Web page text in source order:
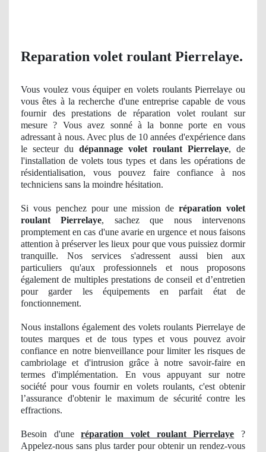
Reparation volet roulant Pierrelaye.
Vous voulez vous équiper en volets roulants Pierrelaye ou
vous êtes à la recherche d'une entreprise capable de vous
fournir des prestations de réparation volet roulant sur
mesure ? Vous avez sonné à la bonne porte en vous
adressant à nous. Avec plus de 10 années d'expérience dans
le secteur du dépannage volet roulant Pierrelaye, de
l'installation de volets tous types et dans les opérationsde
résidentialisation, vous pouvez faire confiance à nos
techniciens sans la moindre hésitation.
Si vous penchez pour une mission de réparation volet
roulant Pierrelaye, sachez que nous intervenons
promptement en cas d'une avarie en urgence et nous faisons
attention à préserver les lieux pour que vous puissiez dormir
tranquille. Nosservices s'adressent aussi bien aux
particuliers qu'aux professionnels et nous proposons
également de multiples prestations de conseil et d’entretien
pour garder les équipements en parfait état de
fonctionnement.
Nous installons également des volets roulants Pierrelaye de
toutes marques et de tous types et vous pouvez avoir
confiance en notre bienveillance pour limiter les risques de
cambriolage et d'intrusion grâce à notre savoir-faire en
termes d'implémentation. En vous appuyant sur notre
société pour vous fournir en volets roulants, c'est obtenir
l’assurance d'obtenir le maximum de sécurité contre les
effractions.
Besoin d'uneréparation volet roulant Pierrelaye ?
Appelez-nous sans plus tarder pour obtenir un rendez-vous